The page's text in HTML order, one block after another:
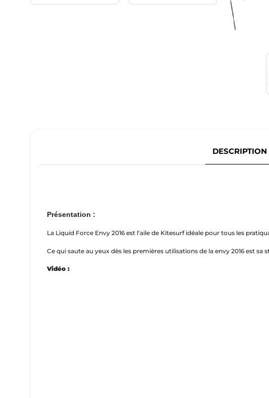
DESCRIPTION
Présentation :
La Liquid Force Envy 2016 est l'aile de Kitesurf idéale pour tous les
Ce qui saute au yeux dès les premières utilisations de la envy 2016 est sa
Vidéo :